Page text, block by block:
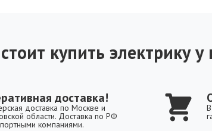
купить электрику у
доставка!
доставка по Москве и
области. Доставка по РФ
компаниями.